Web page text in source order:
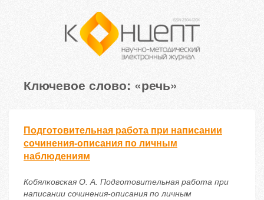
Ключевое слово: «речь»
Подготовительная работа при написании
сочинения-описания по личным
наблюдениям
Кобялковская О. А. Подготовительная работа при
написании сочинения-описания по личным